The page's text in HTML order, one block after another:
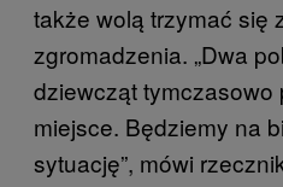
także wolą trzymać się
zgromadzenia. „Dwa
dziewcząt tymczasowo
miejsce. Będziemy na
sytuację”, mówi